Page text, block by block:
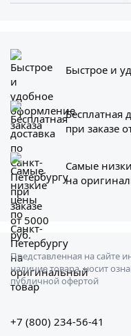
Быстрое и
Бесплатная
при заказе
Самые
на
Представленная на сайте
наличие товара, носит
публичной офертой
+7 (800) 234-56-41